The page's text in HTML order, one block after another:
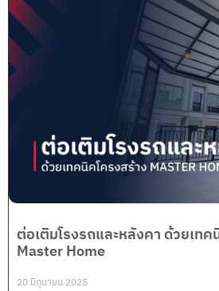
ต่อเติมโรงรถและหลังคา ด้วยเทค
Master Home
20 มิถุนายน 2025